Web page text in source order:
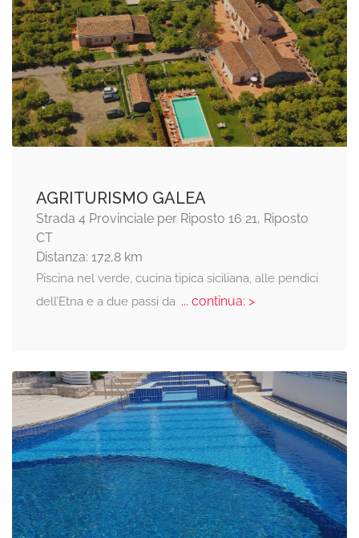
AGRITURISMO GALEA
Strada 4 Provinciale per Riposto 16 21, Riposto
CT
Distanza: 172,8 km
Piscina nel verde, cucina tipica siciliana, alle pendici
dell’Etna e a due passi da... continua: >